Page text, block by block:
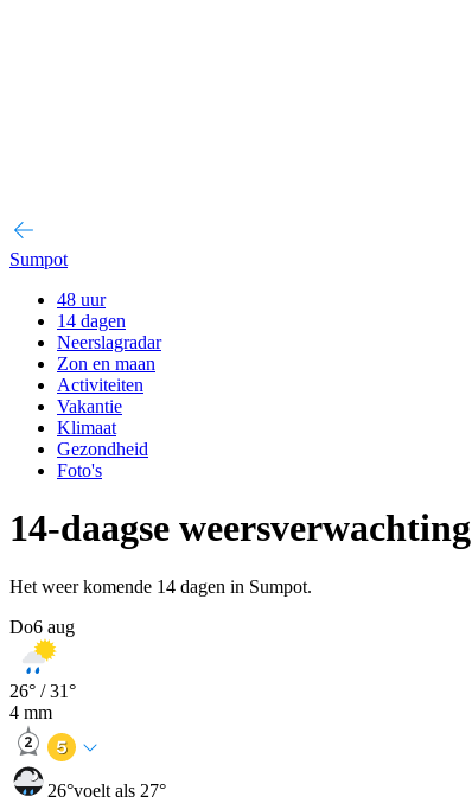
Sumpot
48 uur
14 dagen
Neerslagradar
Zon en maan
Activiteiten
Vakantie
Klimaat
Gezondheid
Foto's
14-daagse weersverwachting
Het weer komende 14 dagen in Sumpot.
Do6 aug
26° /31°
4 mm
26°voelt als 27°